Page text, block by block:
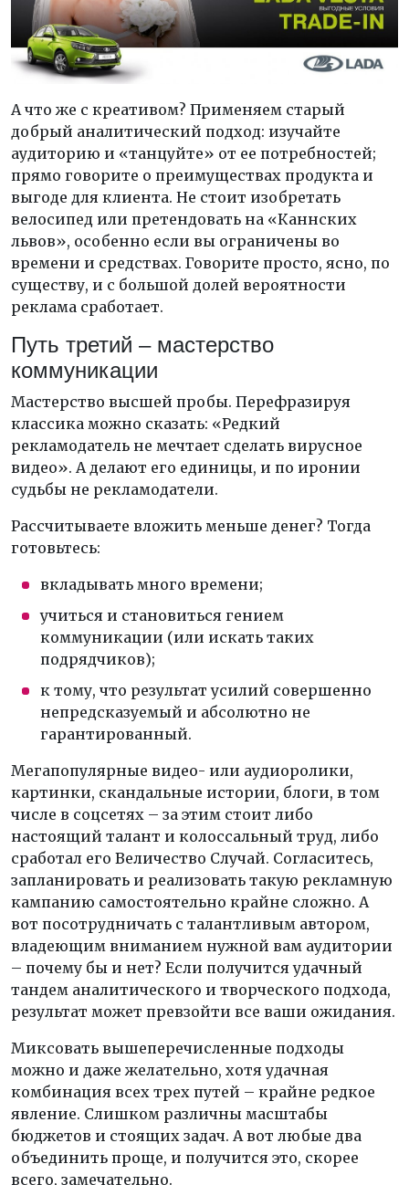
А что же с креативом? Применяем старый
добрый аналитический подход: изучайте
аудиторию и «танцуйте» от ее потребностей;
прямо говорите о преимуществах продукта и
выгоде для клиента. Не стоит изобретать
велосипед или претендовать на «Каннских
львов», особенно если вы ограничены во
времени и средствах. Говорите просто, ясно, по
существу, и с большой долей вероятности
реклама сработает.
Путь третий – мастерство
коммуникации
Мастерство высшей пробы. Перефразируя
классика можно сказать: «Редкий
рекламодатель не мечтает сделать вирусное
видео». А делают его единицы, и по иронии
судьбы не рекламодатели.
Рассчитываете вложить меньше денег? Тогда
готовьтесь:
вкладывать много времени;
учиться и становиться гением
коммуникации (или искать таких
подрядчиков);
к тому, что результат усилий совершенно
непредсказуемый и абсолютно не
гарантированный.
Мегапопулярные видео- или аудиоролики,
картинки, скандальные истории, блоги, в том
числе в соцсетях – за этим стоит либо
настоящий талант и колоссальный труд, либо
сработал его Величество Случай. Согласитесь,
запланировать и реализовать такую рекламную
кампанию самостоятельно крайне сложно. А
вот посотрудничать с талантливым автором,
владеющим вниманием нужной вам аудитории
– почему бы и нет? Если получится удачный
тандем аналитического и творческого подхода,
результат может превзойти все ваши ожидания.
Миксовать вышеперечисленные подходы
можно и даже желательно, хотя удачная
комбинация всех трех путей – крайне редкое
явление. Слишком различны масштабы
бюджетов и стоящих задач. А вот любые два
объединить проще, и получится это, скорее
всего, замечательно.